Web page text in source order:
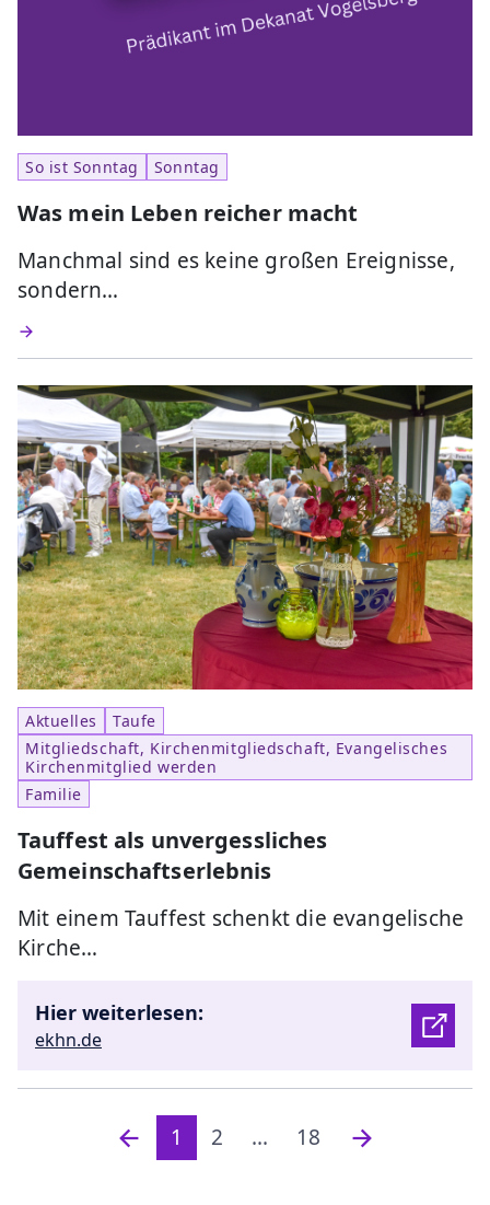
So ist Sonntag Sonntag
Was mein Leben reicher macht
Manchmal sind es keine großen Ereignisse,
sondern…
Aktuelles
Taufe
Mitgliedschaft, Kirchenmitgliedschaft, Evangelisches
Kirchenmitglied werden
Familie
Tauffest als unvergessliches
Gemeinschaftserlebnis
Mit einem Tauffest schenkt die evangelische
Kirche…
Hier weiterlesen:
ekhn.de
1 2 ... 18